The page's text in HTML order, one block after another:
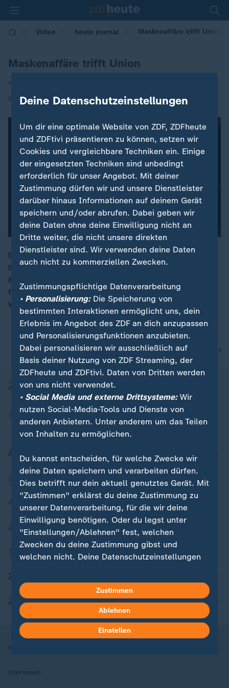
Video heute journal Maskenaffäre trifft Union
Maskenaffäre trifft Union
von Christiane Hübscher
07.03.2021 | 21:45
Die Unionsfraktion steckt in einer Krise: Sie muss
befürchten, dass es noch mehr Fälle im Masken-
Korruptions-Skandal gibt. Und die Parteiführung
fürchtet Vertrauensverlust bei Wählern - mitten im
Wahlkampf.
nach oben
Aktuell bei ZDFheute
Zuletzt veröffentlicht
Aktuelle Sendungs-Videos
ZDFheute Stories
Themen im Überblick
ZDFheute Apps
Nutzungsbedingungen
Impressum
Deine Datenschutzeinstellungen
Um dir eine optimale Website von ZDF, ZDFheute
und ZDFtivi präsentieren zu können, setzen wir
Cookies und vergleichbare Techniken ein. Einige
der eingesetzten Techniken sind unbedingt
erforderlich für unser Angebot. Mit deiner
Zustimmung dürfen wir und unsere Dienstleister
darüber hinaus Informationen auf deinem Gerät
speichern und/oder abrufen. Dabei geben wir
deine Daten ohne deine Einwilligung nicht an
Dritte weiter, die nicht unsere direkten
Dienstleister sind. Wir verwenden deine Daten
auch nicht zu kommerziellen Zwecken.
Zustimmungspflichtige Datenverarbeitung
• Personalisierung:Die Speicherung von
bestimmten Interaktionen ermöglicht uns, dein
Erlebnis im Angebot des ZDF an dich anzupassen
und Personalisierungsfunktionen anzubieten.
Dabei personalisieren wir ausschließlich auf
Basis deiner Nutzung von ZDF Streaming, der
ZDFheute und ZDFtivi. Daten von Dritten werden
von uns nicht verwendet.
• Social Media und externe Drittsysteme:Wir
nutzen Social-Media-Tools und Dienste von
anderen Anbietern. Unter anderem um das Teilen
von Inhalten zu ermöglichen.
Du kannst entscheiden, für welche Zwecke wir
deine Daten speichern und verarbeiten dürfen.
Dies betrifft nur dein aktuell genutztes Gerät. Mit
"Zustimmen" erklärst du deine Zustimmung zu
unserer Datenverarbeitung, für die wir deine
Einwilligung benötigen. Oder du legst unter
"Einstellungen/Ablehnen" fest, welchen
Zwecken du deine Zustimmung gibst und
welchen nicht. Deine Datenschutzeinstellungen
in deinen Einstellungen widerrufen oder ändern.
Hier findest du das Impressum.
Weitere Informationen findest du in unserer
Datenschutzerklärung.
Zustimmen
Ablehnen
Einstellen